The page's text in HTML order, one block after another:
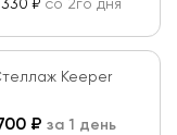
₽ со 2го дня
Keeper
₽ за 1 день